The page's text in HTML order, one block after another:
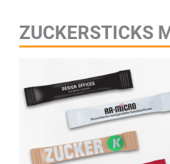
ZUCKERSTICKS